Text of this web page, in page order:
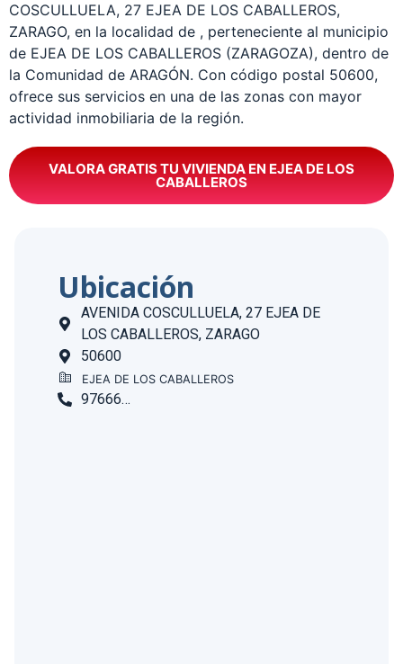
COSCULLUELA, 27 EJEA DE LOS CABALLEROS,
ZARAGO, en la localidad de , perteneciente al municipio
de EJEA DE LOS CABALLEROS (ZARAGOZA), dentro de
la Comunidad de ARAGÓN. Con código postal 50600,
ofrece sus servicios en una de las zonas con mayor
actividad inmobiliaria de la región.
VALORA GRATIS TU VIVIENDA EN EJEA DE LOS
CABALLEROS
Ubicación
AVENIDA COSCULLUELA, 27 EJEA DE
LOS CABALLEROS, ZARAGO
50600
EJEA DE LOS CABALLEROS
976661393